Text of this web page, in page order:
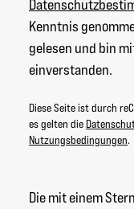
Kenntnis
gelesen und bin
einverstanden.
Diese Seite ist durch
es gelten die
Nutzungsbedingungen.
Die mit einem